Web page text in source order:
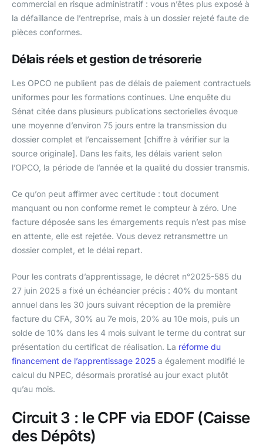
commercial en risque administratif : vous n’êtes plus exposé à
la défaillance de l’entreprise, mais à un dossier rejeté faute de
pièces conformes.
Délais réels et gestion de trésorerie
Les OPCO ne publient pas de délais de paiement contractuels
uniformes pour les formations continues. Une enquête du
Sénat citée dans plusieurs publications sectorielles évoque
une moyenne d’environ 75 jours entre la transmission du
dossier complet et l’encaissement [chiffre à vérifier sur la
source originale]. Dans les faits, les délais varient selon
l’OPCO, la période de l’année et la qualité du dossier transmis.
Ce qu’on peut affirmer avec certitude : tout document
manquant ou non conforme remet le compteur à zéro. Une
facture déposée sans les émargements requis n’est pas mise
en attente, elle est rejetée. Vous devez retransmettre un
dossier complet, et le délai repart.
Pour les contrats d’apprentissage, le décret n°2025-585 du
27 juin 2025 a fixé un échéancier précis : 40% du montant
annuel dans les 30 jours suivant réception de la première
facture du CFA, 30% au 7e mois, 20% au 10e mois, puis un
solde de 10% dans les 4 mois suivant le terme du contrat sur
présentation du certificat de réalisation. La réforme du
financement de l’apprentissage 2025 a également modifié le
calcul du NPEC, désormais proratisé au jour exact plutôt
qu’au mois.
Circuit 3 : le CPF via EDOF (Caisse
des Dépôts)